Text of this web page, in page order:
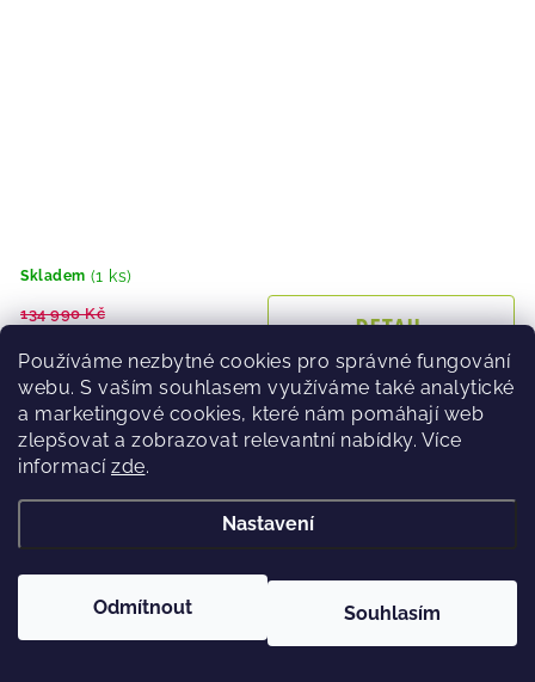
Používáme nezbytné cookies pro správné fungování
webu. S vaším souhlasem využíváme také analytické
a marketingové cookies, které nám pomáhají web
zlepšovat a zobrazovat relevantní nabídky. Více
informací zde.
Nastavení
Odmítnout Souhlasím
Skladem (1 ks)
134 990 Kč
Horské elektrokolo Apache Quruk Bosch 5 green